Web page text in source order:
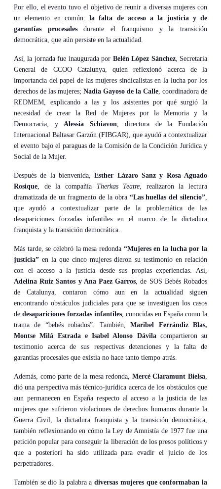
Por ello, el evento tuvo el objetivo de reunir a diversas mujeres con
un elemento en común: la falta de acceso a la justicia y de
garantías procesalesdurante el franquismo y la transición
democrática, que aún persiste en la actualidad.
Así, la jornada fue inaugurada por Belén López Sánchez, Secretaria
General de CCOO Catalunya, quien reflexionó acerca de la
importancia del papel de las mujeres sindicalistas en la lucha por los
derechos de las mujeres; Nadia Gayoso de la Calle, coordinadora de
REDMEM, explicando a las y los asistentes por qué surgió la
necesidad de crear la Red de Mujeres por la Memoria y la
Democracia; yAlessia Schiavon, directora de la Fundación
Internacional Baltasar Garzón (FIBGAR), que ayudó a contextualizar
el evento bajo el paraguas de la Comisión de la Condición Jurídica y
Social de la Mujer.
Después de la bienvenida,Esther Lázaro Sanz y Rosa Aguado
Rosique, de la compañía Therkas Teatre, realizaron la lectura
dramatizada de un fragmento de la obra “Las huellas del silencio”,
que ayudó a contextualizar parte de la problemática de las
desapariciones forzadas infantiles en el marco de la dictadura
franquista y la transición democrática.
Más tarde, se celebró la mesa redonda “Mujeres en la lucha por la
justicia” en la que cinco mujeres dieron su testimonio en relación
con el acceso a la justicia desde sus propias experiencias. Así,
Adelina Ruiz Santos y Ana Paez Garros, de SOS Bebés Robados
de Catalunya, contaron cómo aun en la actualidad siguen
encontrando obstáculos judiciales para que se investiguen los casos
de desapariciones forzadas infantiles, conocidas en España como la
trama de “bebés robados”. También,Maribel Ferrándiz Blas,
Montse Milá Estrada e Isabel Alonso Dávilacompartieron su
testimonio acerca de sus respectivas detenciones y la falta de
garantías procesales que existía no hace tanto tiempo atrás.
Además, como parte de la mesa redonda, Mercè Claramunt Bielsa,
dió una perspectiva más técnico-jurídica acerca de los obstáculos que
aun permanecen en España respecto al acceso a la justicia de las
mujeres que sufrieron violaciones de derechos humanos durante la
Guerra Civil, la dictadura franquista y la transición democrática,
también reflexionando en cómo la Ley de Amnistía de 1977 fue una
petición popular para conseguir la liberación de los presos políticos y
que a posteriori ha sido utilizada para evadir el juicio de los
perpetradores.
También se dio la palabra adiversas mujeres que conformaban la